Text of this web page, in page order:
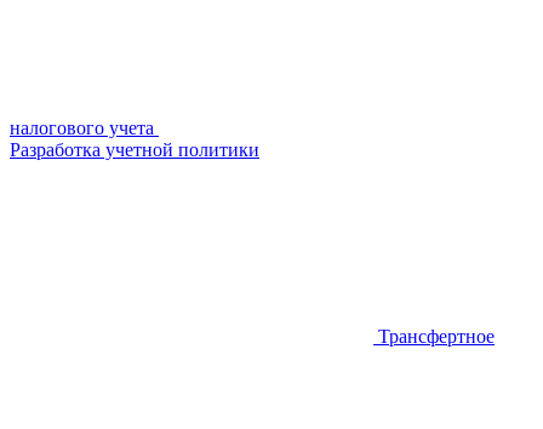
налогового учета
Разработка учетной политики
Трансфертное